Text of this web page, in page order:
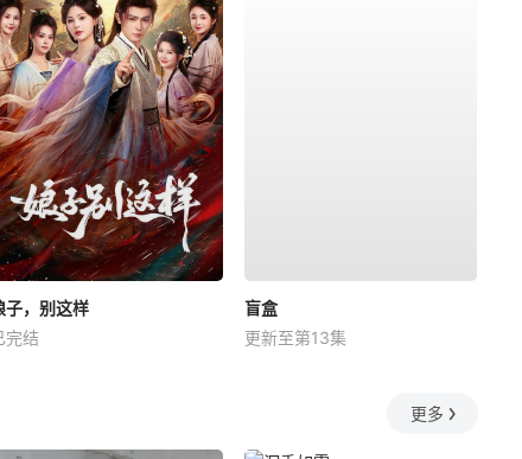
子，别这样
完结
盲盒
更新至第13集
更多